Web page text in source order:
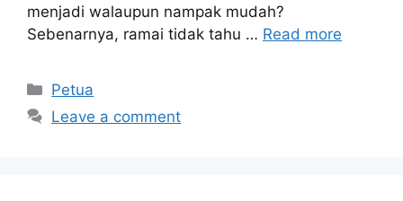
menjadi walaupun nampak mudah?
Sebenarnya, ramai tidak tahu … Read more
Categories
Petua
Leave a comment